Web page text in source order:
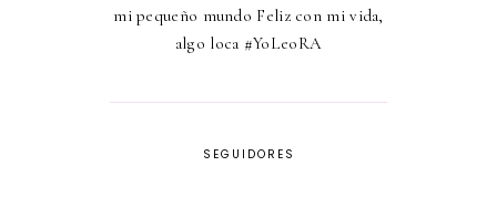
mi pequeño mundo Feliz con mi vida,
algo loca #YoLeoRA
SEGUIDORES